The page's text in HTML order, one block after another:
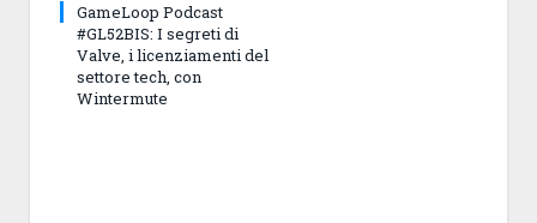
GameLoop Podcast
#GL52BIS: I segreti di
Valve, i licenziamenti del
settore tech, con
Wintermute